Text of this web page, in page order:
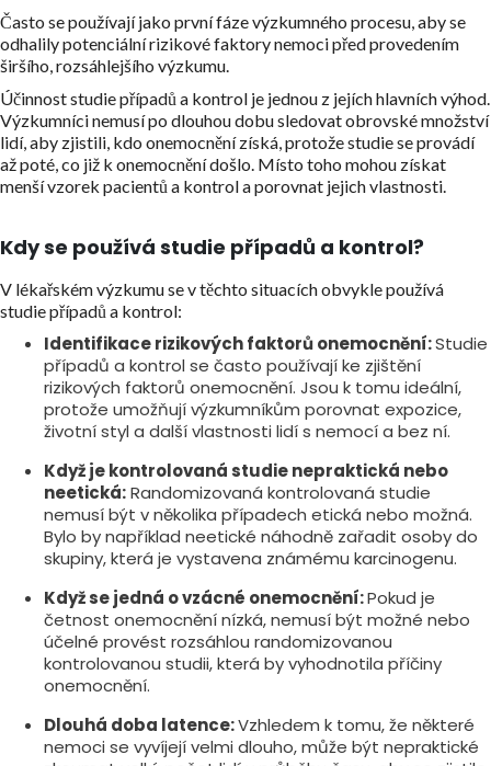
Často se používají jako první fáze výzkumného procesu, aby se
odhalily potenciální rizikové faktory nemoci před provedením
širšího, rozsáhlejšího výzkumu.
Účinnost studie případů a kontrol je jednou z jejích hlavních výhod.
Výzkumníci nemusí po dlouhou dobu sledovat obrovské množství
lidí, aby zjistili, kdo onemocnění získá, protože studie se provádí
až poté, co již k onemocnění došlo. Místo toho mohou získat
menší vzorek pacientů a kontrol a porovnat jejich vlastnosti.
Kdy se používá studie případů a kontrol?
V lékařském výzkumu se v těchto situacích obvykle používá
studie případů a kontrol:
Identifikace rizikových faktorů onemocnění:Studie
případů a kontrol se často používají ke zjištění
rizikových faktorů onemocnění. Jsou k tomu ideální,
protože umožňují výzkumníkům porovnat expozice,
životní styl a další vlastnosti lidí s nemocí a bez ní.
Když je kontrolovaná studie nepraktická nebo
neetická:Randomizovaná kontrolovaná studie
nemusí být v několika případech etická nebo možná.
Bylo by například neetické náhodně zařadit osoby do
skupiny, která je vystavena známému karcinogenu.
Když se jedná o vzácné onemocnění:Pokud je
četnost onemocnění nízká, nemusí být možné nebo
účelné provést rozsáhlou randomizovanou
kontrolovanou studii, která by vyhodnotila příčiny
onemocnění.
Dlouhá doba latence:Vzhledem k tomu, že některé
nemoci se vyvíjejí velmi dlouho, může být nepraktické